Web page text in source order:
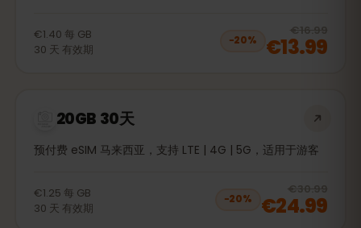
€1.40 每 GB
30 天 有效期
−20%
€16.99
€13.99
20GB 30天
预付费 eSIM 马来西亚，支持 LTE | 4G | 5G，适用于游客
€1.25 每 GB
30 天 有效期
−20%
€30.99
€24.99